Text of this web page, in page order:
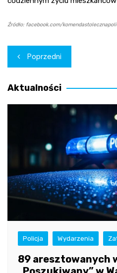
Źródło: facebook.com/
Nawigacja
wpisu
Poprzedni
Aktualności
Policja Wydarzenia
89 aresztowanych